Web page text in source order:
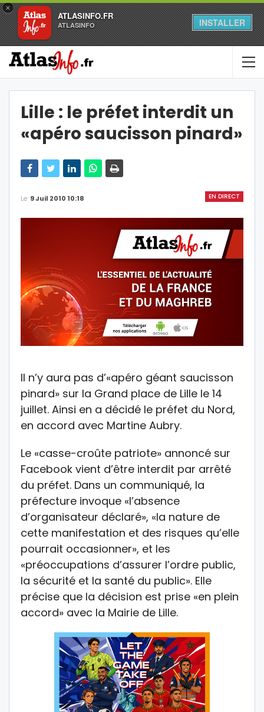
×
ATLASINFO.FR
ATLASINFO INSTALLER
Lille : le préfet interdit un
«apéro saucisson pinard»
EN DIRECT
Le 9 Juil 2010 10:18
Il n’y aura pas d’«apéro géant saucisson
pinard» sur la Grand place de Lille le 14
juillet. Ainsi en a décidé le préfet du Nord,
en accord avec Martine Aubry.
Le «casse-croûte patriote» annoncé sur
Facebook vient d’être interdit par arrêté
du préfet. Dans un communiqué, la
préfecture invoque «l’absence
d’organisateur déclaré», «la nature de
cette manifestation et des risques qu’elle
pourrait occasionner», et les
«préoccupations d’assurer l’ordre public,
la sécurité et la santé du public». Elle
précise que la décision est prise «en plein
accord» avec la Mairie de Lille.